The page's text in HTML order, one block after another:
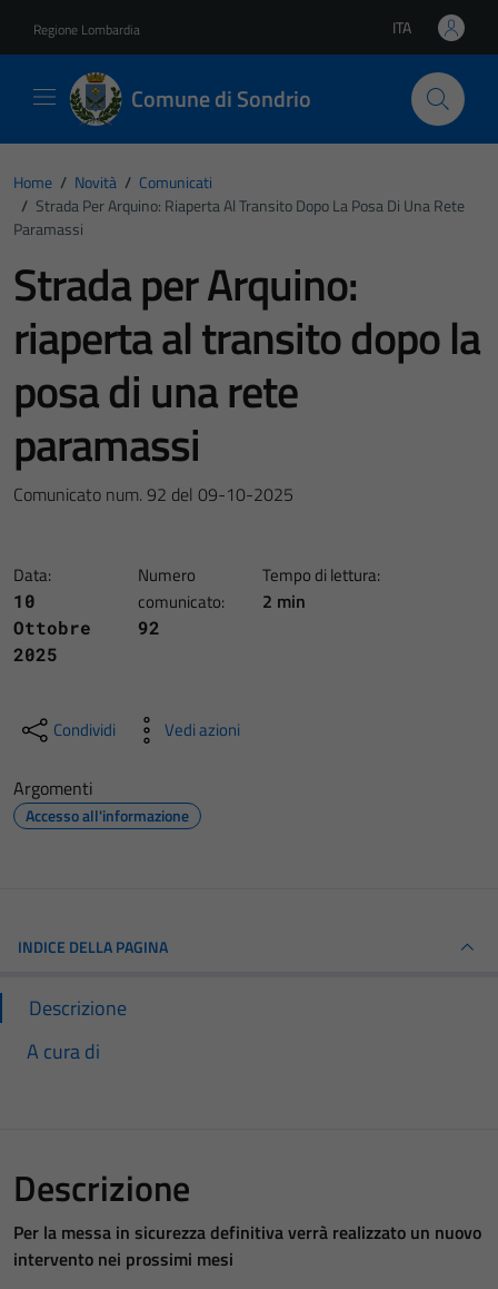
Regione Lombardia Lingua attiva:
ITA
Comune di Sondrio
Home / Novità / Comunicati
/ Strada Per Arquino: Riaperta Al Transito Dopo La Posa Di Una Rete
Paramassi
Strada per Arquino:
riaperta al transito dopo la
posa di una rete
paramassi
Comunicato num. 92 del 09-10-2025
Data:
10
Ottobre
2025
Numero
comunicato:
92
Tempo di lettura:
2 min
Condividi Vedi azioni
Argomenti
Accesso all'informazione
INDICE DELLA PAGINA
Descrizione
A cura di
Descrizione
Per la messa in sicurezza definitiva verrà realizzato un nuovo
intervento nei prossimi mesi